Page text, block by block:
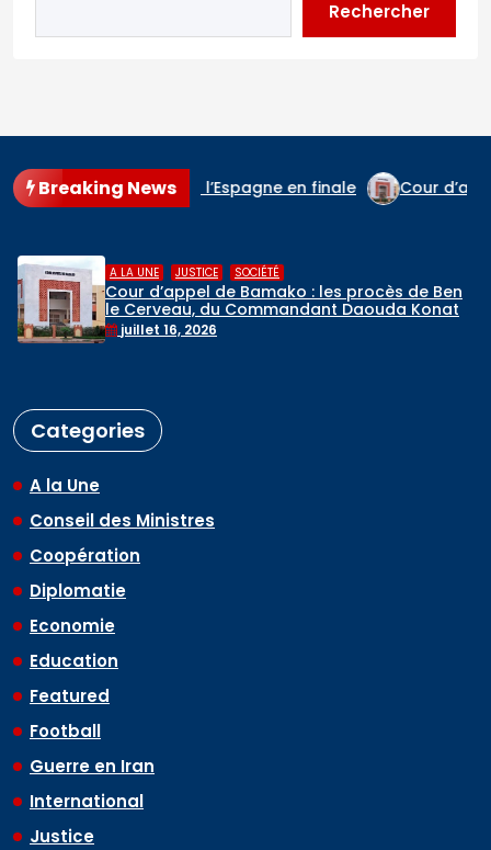
Rechercher
Breaking News
et rejoint l’Espagne en finale Cour d’appel de
: les procès de Ben
Daouda Konaté
Hadj 2026 :
de pèlerins
Categories
A la Une
Conseil des Ministres
Coopération
Diplomatie
Economie
Education
Featured
Football
Guerre en Iran
International
Justice